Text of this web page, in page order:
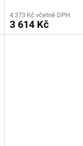
4 373 Kč včetně DPH
3 614 Kč